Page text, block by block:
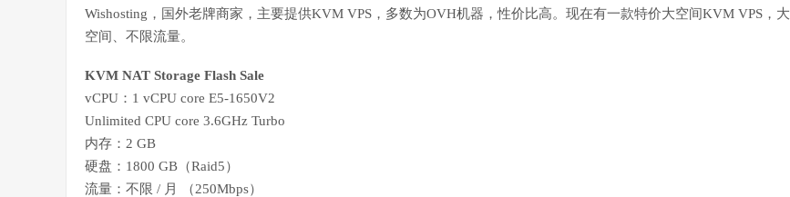
Wishosting，国外老牌商家，主要提供KVM VPS，多数为OVH机器，性价比高。现在有一款特价大空间KVM VPS，大
空间、不限流量。
KVM NAT Storage Flash Sale
vCPU：1 vCPU core E5-1650V2
Unlimited CPU core 3.6GHz Turbo
内存：2 GB
硬盘：1800 GB（Raid5）
流量：不限 / 月 （250Mbps）